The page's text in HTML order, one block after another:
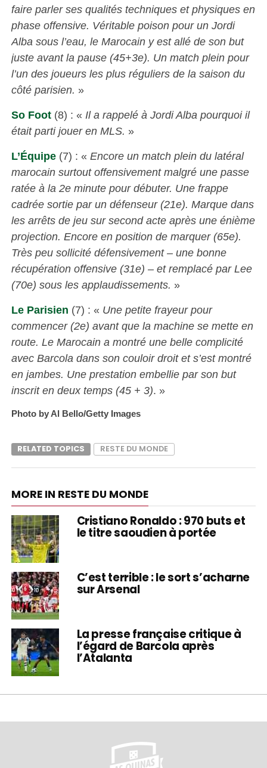
faire parler ses qualités techniques et physiques en
phase offensive. Véritable poison pour un Jordi
Alba sous l’eau, le Marocain y est allé de son but
juste avant la pause (45+3e). Un match plein pour
l’un des joueurs les plus réguliers de la saison du
côté parisien. »
So Foot(8) : « Il a rappelé à Jordi Alba pourquoi il
était parti jouer en MLS. »
L’Équipe(7) : « Encore un match plein du latéral
marocain surtout offensivement malgré une passe
ratée à la 2e minute pour débuter. Une frappe
cadrée sortie par un défenseur (21e). Marque dans
les arrêts de jeu sur second acte après une énième
projection. Encore en position de marquer (65e).
Très peu sollicité défensivement – une bonne
récupération offensive (31e) – et remplacé par Lee
(70e) sous les applaudissements. »
Le Parisien (7) : « Une petite frayeur pour
commencer (2e) avant que la machine se mette en
route. Le Marocain a montré une belle complicité
avec Barcola dans son couloir droit et s’est montré
en jambes. Une prestation embellie par son but
inscrit en deux temps (45 + 3). »
Photo by Al Bello/Getty Images
RELATED TOPICS RESTE DU MONDE
MORE IN RESTE DU MONDE
Cristiano Ronaldo : 970 buts et
le titre saoudien à portée
C’est terrible : le sort s’acharne
sur Arsenal
La presse française critique à
l’égard de Barcola après
l’Atalanta